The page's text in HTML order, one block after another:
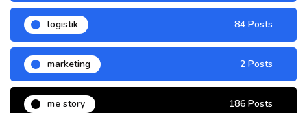
logistik 84 Posts
marketing 2 Posts
me story 186 Posts